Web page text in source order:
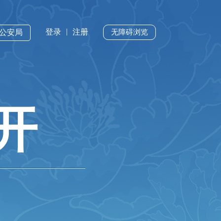
安局 登录 | 注册 无障碍浏览